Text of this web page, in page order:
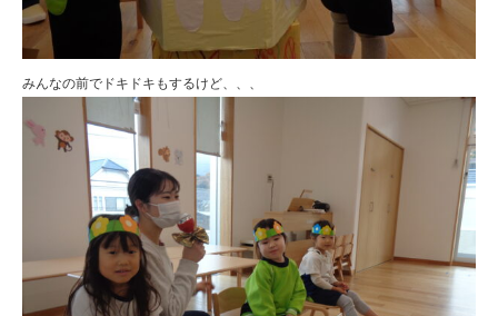
みんなの前でドキドキもするけど、、、